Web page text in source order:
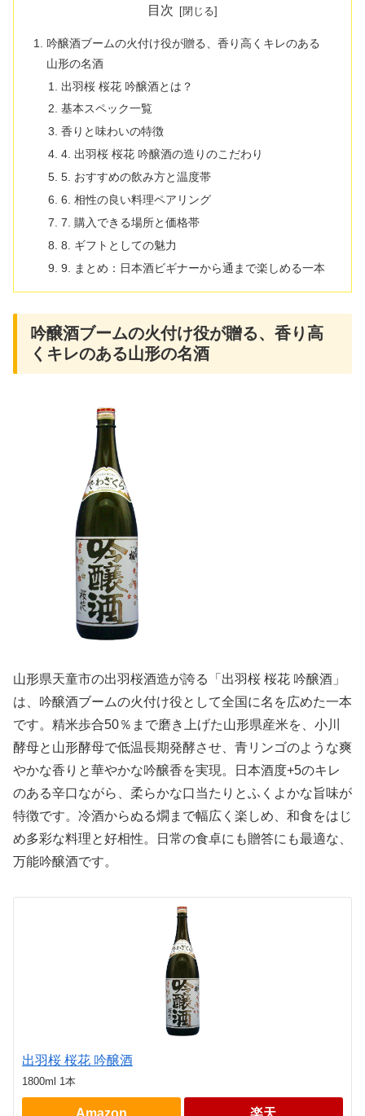
目次
吟醸酒ブームの火付け役が贈る、香り高くキレのある
山形の名酒
出羽桜 桜花 吟醸酒とは？
基本スペック一覧
香りと味わいの特徴
4. 出羽桜 桜花 吟醸酒の造りのこだわり
5. おすすめの飲み方と温度帯
6. 相性の良い料理ペアリング
7. 購入できる場所と価格帯
8. ギフトとしての魅力
9. まとめ：日本酒ビギナーから通まで楽しめる一本
吟醸酒ブームの火付け役が贈る、香り高
くキレのある山形の名酒
山形県天童市の出羽桜酒造が誇る「出羽桜 桜花 吟醸酒」
は、吟醸酒ブームの火付け役として全国に名を広めた一本
です。精米歩合50％まで磨き上げた山形県産米を、小川
酵母と山形酵母で低温長期発酵させ、青リンゴのような爽
やかな香りと華やかな吟醸香を実現。日本酒度+5のキレ
のある辛口ながら、柔らかな口当たりとふくよかな旨味が
特徴です。冷酒からぬる燗まで幅広く楽しめ、和食をはじ
め多彩な料理と好相性。日常の食卓にも贈答にも最適な、
万能吟醸酒です。
出羽桜 桜花 吟醸酒
1800ml 1本
Amazon 楽天